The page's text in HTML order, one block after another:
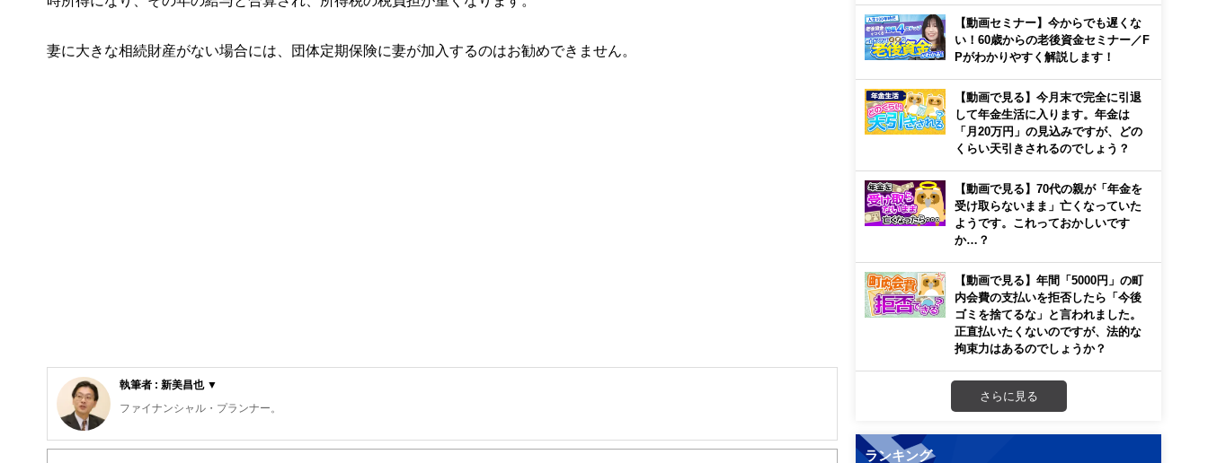
妻に大きな相続財産がない場合には、団体定期保険に妻が加入するのはお勧めできません。
執筆者 : 新美昌也 ▼
ファイナンシャル・プランナー。
ライフプラン・キャッシュフロー分析に基づいた家計相談を得意とする。法人営業をしていた経験から経営者からの相談が多い。教育資金、住宅
【動画セミナー】今からでも遅くな
い！60歳からの老後資金セミナー／F
Pがわかりやすく解説します！
【動画で見る】今月末で完全に引退
して年金生活に入ります。年金は
「月20万円」の見込みですが、どの
くらい天引きされるのでしょう？
【動画で見る】70代の親が「年金を
受け取らないまま」亡くなっていた
ようです。これっておかしいです
か…？
【動画で見る】年間「5000円」の町
内会費の支払いを拒否したら「今後
ゴミを捨てるな」と言われました。
正直払いたくないのですが、法的な
拘束力はあるのでしょうか？
さらに見る
ランキング